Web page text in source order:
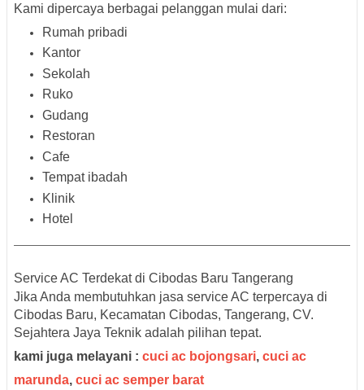
Kami dipercaya berbagai pelanggan mulai dari:
Rumah pribadi
Kantor
Sekolah
Ruko
Gudang
Restoran
Cafe
Tempat ibadah
Klinik
Hotel
Service AC Terdekat di Cibodas Baru Tangerang
Jika Anda membutuhkan jasa service AC terpercaya di
Cibodas Baru, Kecamatan Cibodas, Tangerang, CV.
Sejahtera Jaya Teknik adalah pilihan tepat.
kami juga melayani : cuci ac bojongsari, cuci ac
marunda, cuci ac semper barat